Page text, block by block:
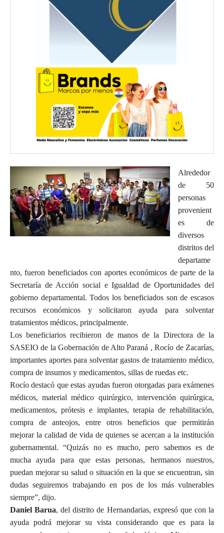
Alrededor
de 50
personas
provenient
es de
diversos
distritos del
departame
nto, fueron beneficiados con aportes económicos de parte de la
Secretaría de Acción social e Igualdad de Oportunidades del
gobierno departamental. Todos los beneficiados son de escasos
recursos económicos y solicitaron ayuda para solventar
tratamientos médicos, principalmente.
Los beneficiarios recibieron de manos de la Directora de la
SASEIO de la Gobernación de Alto Paraná , Rocío de Zacarías,
importantes aportes para solventar gastos de tratamiento médico,
compra de insumos y medicamentos, sillas de ruedas etc.
Rocío destacó que estas ayudas fueron otorgadas para exámenes
médicos, material médico quirúrgico, intervención quirúrgica,
medicamentos, prótesis e implantes, terapia de rehabilitación,
compra de anteojos, entre otros beneficios que permitirán
mejorar la calidad de vida de quienes se acercan a la institución
gubernamental. “Quizás no es mucho, pero sabemos es de
mucha ayuda para que estas personas, hermanos nuestros,
puedan mejorar su salud o situación en la que se encuentran, sin
dudas seguiremos trabajando en pos de los más vulnerables
siempre”, dijo.
Daniel Barua, del distrito de Hernandarias, expresó que con la
ayuda podrá mejorar su vista considerando que es para la